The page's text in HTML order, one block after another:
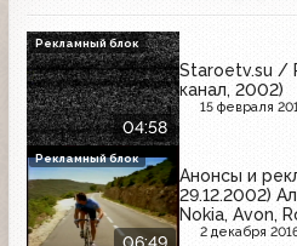
04:58
Staroetv.su /
канал, 2002)
15 февраля
Рекламный блок
06:49
Анонсы и
29.12.2002)
Nokia, Avon,
сад, Джинс,
2 декабря
Рекламный блок